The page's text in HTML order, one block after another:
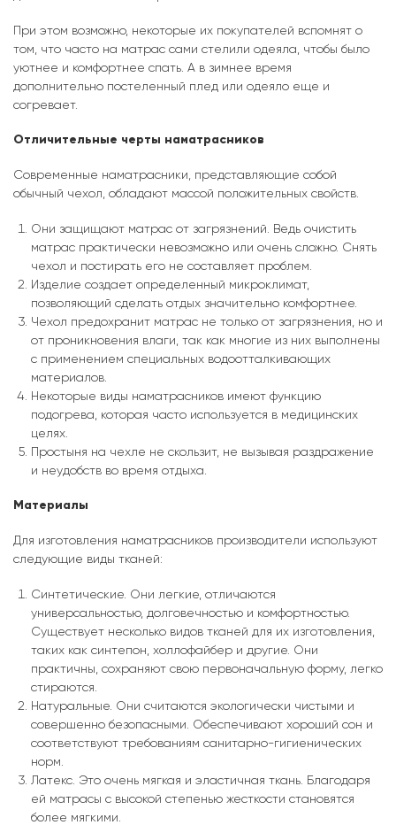
При этом возможно, некоторые их покупателей вспомнят о
том, что часто на матрас сами стелили одеяла, чтобы было
уютнее и комфортнее спать. А в зимнее время
дополнительно постеленный плед или одеяло еще и
согревает.
Отличительные черты наматрасников
Современные наматрасники, представляющие собой
обычный чехол, обладают массой положительных свойств.
Они защищают матрас от загрязнений. Ведь очистить
матрас практически невозможно или очень сложно. Снять
чехол и постирать его не составляет проблем.
Изделие создает определенный микроклимат,
позволяющий сделать отдых значительно комфортнее.
Чехол предохранит матрас не только от загрязнения, но и
от проникновения влаги, так как многие из них выполнены
с применением специальных водоотталкивающих
материалов.
Некоторые виды наматрасников имеют функцию
подогрева, которая часто используется в медицинских
целях.
Простыня на чехле не скользит, не вызывая раздражение
и неудобств во время отдыха.
Материалы
Для изготовления наматрасников производители используют
следующие виды тканей:
Синтетические. Они легкие, отличаются
универсальностью, долговечностью и комфортностью.
Существует несколько видов тканей для их изготовления,
таких как синтепон, холлофайбер и другие. Они
практичны, сохраняют свою первоначальную форму, легко
стираются.
Натуральные. Они считаются экологически чистыми и
совершенно безопасными. Обеспечивают хороший сон и
соответствуют требованиям санитарно-гигиенических
норм.
Латекс. Это очень мягкая и эластичная ткань. Благодаря
ей матрасы с высокой степенью жесткости становятся
более мягкими.